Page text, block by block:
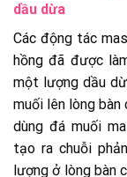
dầu dừa
Các động tác
hồng đã được
một lượng dầu
muối lên lòng
dùng đá muối
tạo ra chuỗi
lượng ở lòng bàn